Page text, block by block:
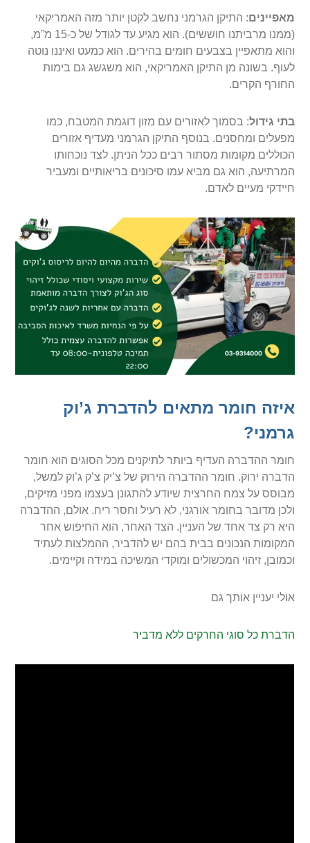
מאפיינים: התיקן הגרמני נחשב לקטן יותר מזה האמריקאי
(ממנו מרביתנו חוששים). הוא מגיע עד לגודל של כ-15 מ”מ,
והוא מתאפיין בצבעים חומים בהירים. הוא כמעט ואיננו נוטה
לעוף. בשונה מן התיקן האמריקאי, הוא משגשג גם בימות
החורף הקרים.
בתי גידול: בסמוך לאזורים עם מזון דוגמת המטבח, כמו
מפעלים ומחסנים. בנוסף התיקן הגרמני מעדיף אזורים
הכוללים מקומות מסתור רבים ככל הניתן. לצד נוכחותו
המרתיעה, הוא גם מביא עמו סיכונים בריאותיים ומעביר
חיידקי מעיים לאדם.
איזה חומר מתאים להדברת ג’וק
גרמני?
חומר ההדברה העדיף ביותר לתיקנים מכל הסוגים הוא חומר
הדברה ירוק. חומר ההדברה הירוק של צ’יק צ’ק ג’וק למשל,
מבוסס על צמח החרצית שיודע להתגונן בעצמו מפני מזיקים,
ולכן מדובר בחומר אורגני, לא רעיל וחסר ריח. אולם, ההדברה
היא רק צד אחד של העניין. הצד האחר, הוא החיפוש אחר
המקומות הנכונים בבית בהם יש להדביר, ההמלצות לעתיד
וכמובן, זיהוי המכשולים ומוקדי המשיכה במידה וקיימים.
אולי יעניין אותך גם
הדברת כל סוגי החרקים ללא מדביר